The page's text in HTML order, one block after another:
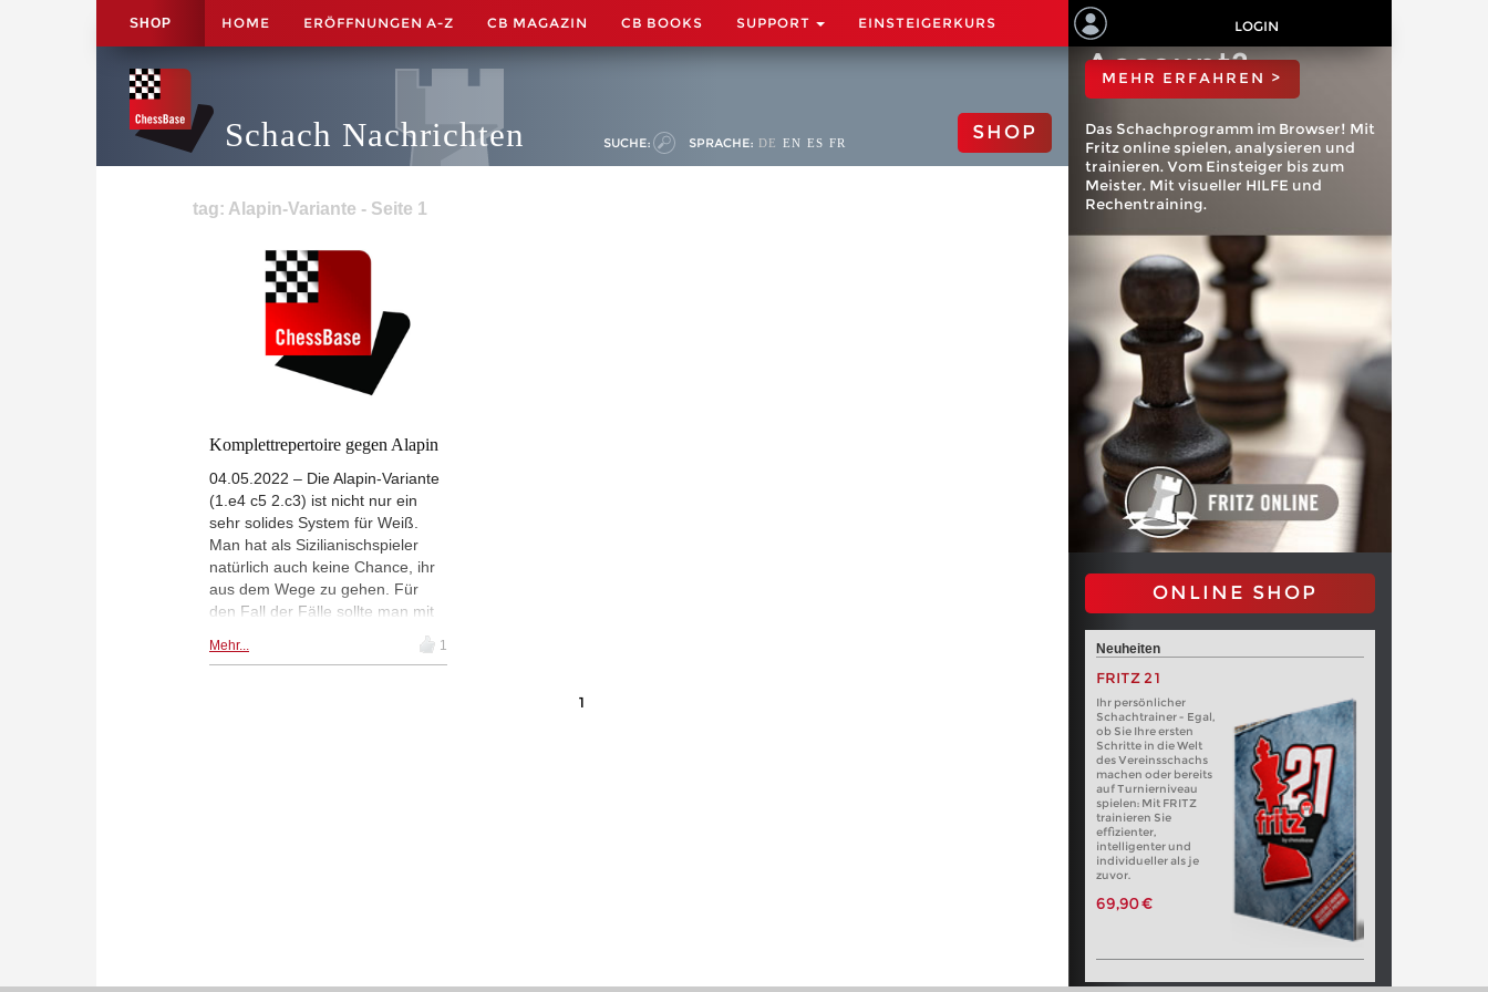
SHOP HOME ERÖFFNUNGEN A-Z CB MAGAZIN CB BOOKS SUPPORT EINSTEIGERKURS LOGIN
Schach Nachrichten SUCHE: SPRACHE: DE EN ES FR SHOP
tag: Alapin-Variante - Seite 1
Komplettrepertoire gegen Alapin
04.05.2022 – Die Alapin-Variante
(1.e4 c5 2.c3) ist nicht nur ein
sehr solides System für Weiß.
Man hat als Sizilianischspieler
natürlich auch keine Chance, ihr
aus dem Wege zu gehen. Für
den Fall der Fälle sollte man mit
Schwarz also gut vorbereitet sein.
Im neuen ChessBase Magazin
auf den Prüfstand und Mihail
Mehr... 1
1
ChessBase
Account?
MEHR ERFAHREN >
Das Schachprogramm im Browser! Mit
Fritz online spielen, analysieren und
trainieren. Vom Einsteiger bis zum
Meister. Mit visueller HILFE und
Rechentraining.
ONLINE SHOP
Neuheiten
FRITZ 21
Ihr persönlicher
Schachtrainer - Egal,
ob Sie Ihre ersten
Schritte in die Welt
des Vereinsschachs
machen oder bereits
auf Turnierniveau
spielen: Mit FRITZ
trainieren Sie
effizienter,
intelligenter und
individueller als je
zuvor.
69,90 €